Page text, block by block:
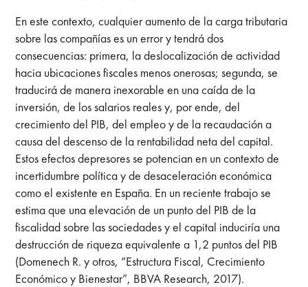
En este contexto, cualquier aumento de la carga tributaria
sobre las compañías es un error y tendrá dos
consecuencias: primera, la deslocalización de actividad
hacia ubicaciones fiscales menos onerosas; segunda, se
traducirá de manera inexorable en una caída de la
inversión, de los salarios reales y, por ende, del
crecimiento del PIB, del empleo y de la recaudación a
causa del descenso de la rentabilidad neta del capital.
Estos efectos depresores se potencian en un contexto de
incertidumbre política y de desaceleración económica
como el existente en España. En un reciente trabajo se
estima que una elevación de un punto del PIB de la
fiscalidad sobre las sociedades y el capital induciría una
destrucción de riqueza equivalente a 1,2 puntos del PIB
(Domenech R. y otros, “Estructura Fiscal, Crecimiento
Económico y Bienestar”, BBVA Research, 2017).